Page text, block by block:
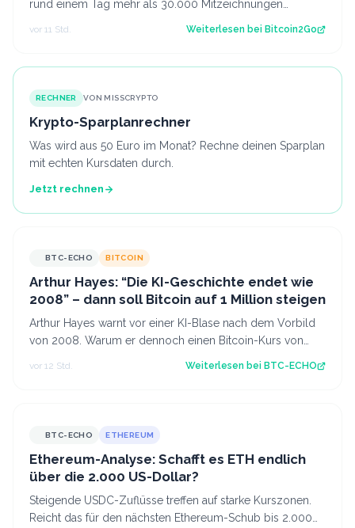
rund einem Tag mehr als 30.000 Mitzeichnungen
vor 11 Std. Weiterlesen bei Bitcoin2Go
RECHNER VON MISSCRYPTO
Krypto-Sparplanrechner
Was wird aus 50 Euro im Monat? Rechne deinen Sparplan
mit echten Kursdaten durch.
Jetzt rechnen
BTC-ECHO BITCOIN
Arthur Hayes: “Die KI-Geschichte endet wie
2008” – dann soll Bitcoin auf 1 Million steigen
Arthur Hayes warnt vor einer KI-Blase nach dem Vorbild
von 2008. Warum er dennoch einen Bitcoin-Kurs von
einer Million US-Dollar für möglich…
vor 12 Std. Weiterlesen bei BTC-ECHO
BTC-ECHO ETHEREUM
Ethereum-Analyse: Schafft es ETH endlich
über die 2.000 US-Dollar?
Steigende USDC-Zuflüsse treffen auf starke Kurszonen.
Reicht das für den nächsten Ethereum-Schub bis 2.000